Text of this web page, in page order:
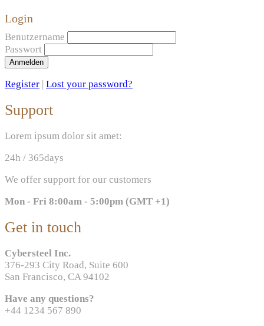
Login
Benutzername
Passwort
Anmelden
Register | Lost your password?
Support
Lorem ipsum dolor sit amet:
24h / 365days
We offer support for our customers
Mon - Fri 8:00am - 5:00pm (GMT +1)
Get in touch
Cybersteel Inc.
376-293 City Road, Suite 600
San Francisco, CA 94102
Have any questions?
+44 1234 567 890